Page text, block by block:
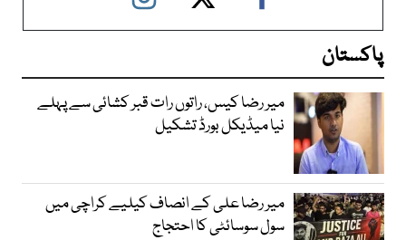
پاکستان
میر رضا کیس، راتوں رات قبر کشائی سے پہلے
نیا میڈیکل بورڈ تشکیل
میر رضا علی کے انصاف کیلیے کراچی میں
سول سوسائٹی کا احتجاج